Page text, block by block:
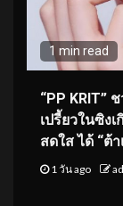
1 min read
“PP KRIT”
เปรี้ยวในซิง
สดใส ได้ “ต้
1 วัน ago